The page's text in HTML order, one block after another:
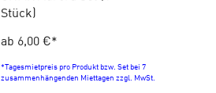
Stück)
ab 6,00 €*
*Tagesmietpreis pro Produkt bzw. Set bei 7
zusammenhängenden Miettagen zzgl. MwSt.